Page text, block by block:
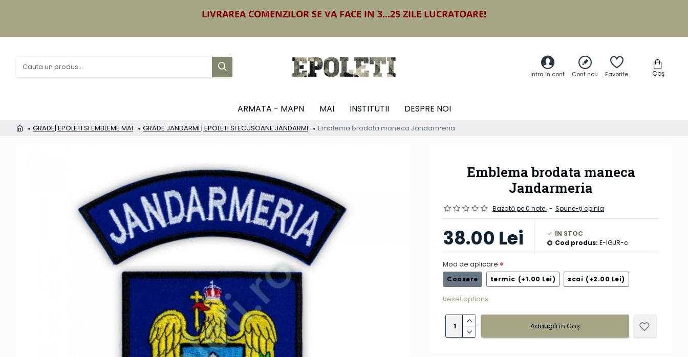
LIVRAREA COMENZILOR SE VA FACE IN 3...25 ZILE LUCRATOARE!
Intra in cont Cont nou Favorite Coș
ARMATA - MAPN MAI INSTITUTII DESPRE NOI
GRADE| EPOLETI SI EMBLEME MAI GRADE JANDARMI | EPOLETI SI ECUSOANE JANDARMI Emblema brodata maneca Jandarmeria
Emblema brodata maneca
Jandarmeria
Bazată pe 0 note. - Spune-ţi opinia
38.00 Lei
IN STOC
Cod produs: E-IGJR-c
Mod de aplicare
Coasere termic (+1.00 Lei) scai (+2.00 Lei)
Reset options
Adaugă în Coş